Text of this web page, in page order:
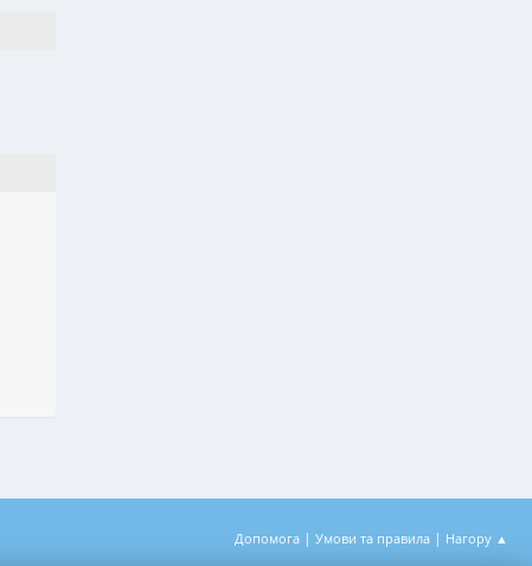
Допомога | Умови та правила | Нагору ▲